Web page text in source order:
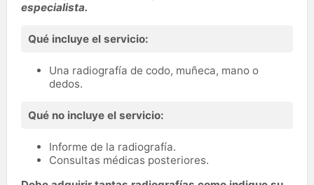
especialista.
Qué incluye el servicio:
Una radiografía de codo, muñeca, mano o
dedos.
Qué no incluye el servicio:
Informe de la radiografía.
Consultas médicas posteriores.